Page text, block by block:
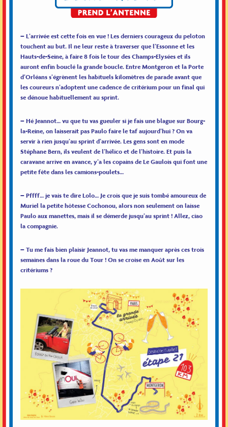
– L’arrivée est cette fois en vue ! Les derniers courageux du peloton
touchent au but. Il ne leur reste à traverser que l’Essonne et les
Hauts-de-Seine, à faire 8 fois le tour des Champs-Elysées et ils
auront enfin bouclé la grande boucle. Entre Montgeron et la Porte
d’Orléans s’égrènent les habituels kilomètres de parade avant que
les coureurs n’adoptent une cadence de critérium pour un final qui
se dénoue habituellement au sprint.
– Hé Jeannot… vu que tu vas gueuler si je fais une blague sur Bourg-
la-Reine, on laisserait pas Paulo faire le taf aujourd’hui ? On va
servir à rien jusqu’au sprint d’arrivée. Les gens sont en mode
Stéphane Bern, ils veulent de l’hélico et de l’histoire. Et puis la
caravane arrive en avance, y’a les copains de Le Gaulois qui font une
petite fête dans les camions-poulets…
– Pffff… je vais te dire Lolo… Je crois que je suis tombé amoureux de
Muriel la petite hôtesse Cochonou, alors non seulement on laisse
Paulo aux manettes, mais il se démerde jusqu’au sprint ! Allez, ciao
la compagnie.
– Tu me fais bien plaisir Jeannot, tu vas me manquer après ces trois
semaines dans la roue du Tour ! On se croise en Août sur les
critériums ?